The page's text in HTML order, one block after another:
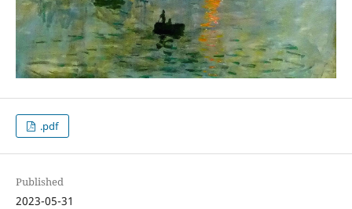
.pdf
Published
2023-05-31